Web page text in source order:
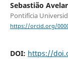
Sebastião Avelar
Pontifícia
https://orcid.org/
DOI: https://